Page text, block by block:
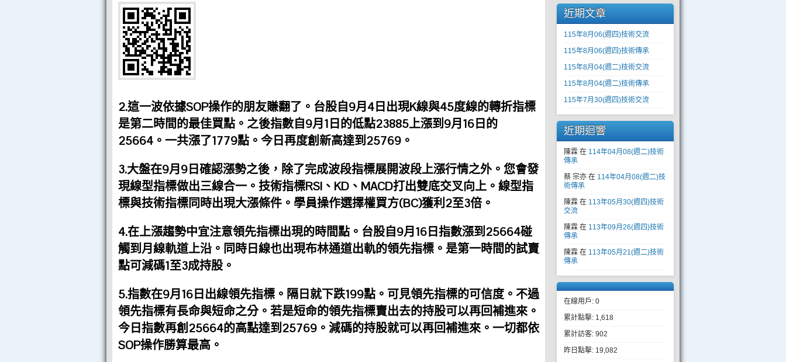
2.這一波依據SOP操作的朋友賺翻了。台股自9月4日出現K線與45度線的轉折指標
是第二時間的最佳買點。之後指數自9月1日的低點23885上漲到9月16日的
25664。一共漲了1779點。今日再度創新高達到25769。
3.大盤在9月9日確認漲勢之後，除了完成波段指標展開波段上漲行情之外。您會發
現線型指標做出三線合一。技術指標RSI、KD、MACD打出雙底交叉向上。線型指
標與技術指標同時出現大漲條件。學員操作選擇權買方(BC)獲利2至3倍。
4.在上漲趨勢中宜注意領先指標出現的時間點。台股自9月16日指數漲到25664碰
觸到月線軌道上沿。同時日線也出現布林通道出軌的領先指標。是第一時間的試賣
點可減碼1至3成持股。
5.指數在9月16日出線領先指標。隔日就下跌199點。可見領先指標的可信度。不過
領先指標有長命與短命之分。若是短命的領先指標賣出去的持股可以再回補進來。
今日指數再創25664的高點達到25769。減碼的持股就可以再回補進來。一切都依
SOP操作勝算最高。
近期文章
115年8月06(週四)技術交流
115年8月06(週四)技術傳承
115年8月04(週二)技術交流
115年8月04(週二)技術傳承
115年7月30(週四)技術交流
近期迴響
陳霖 在 114年04月08(週二)技術
傳承
蔡 宗亦 在 114年04月08(週二)技
術傳承
陳霖 在 113年05月30(週四)技術
交流
陳霖 在 113年09月26(週四)技術
傳承
陳霖 在 113年05月21(週二)技術
傳承
在線用戶: 0
累計點擊: 1,618
累計訪客: 902
昨日點擊: 19,082